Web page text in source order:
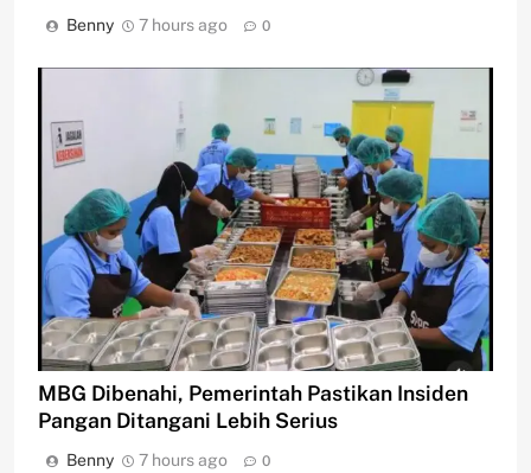
Benny 7 hours ago 0
MBG Dibenahi, Pemerintah Pastikan Insiden
Pangan Ditangani Lebih Serius
Benny 7 hours ago 0